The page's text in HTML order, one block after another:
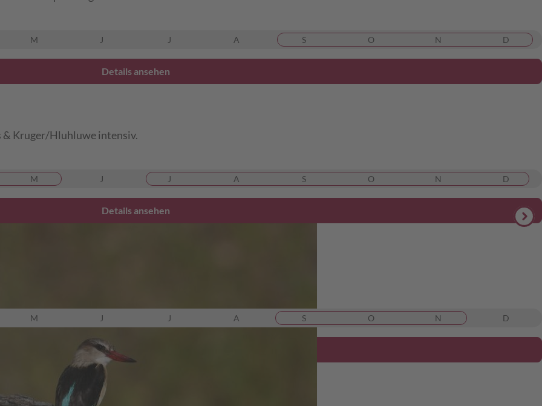
M J J A S O N D
Details ansehen
& Kruger/Hluhluwe intensiv.
M J J A S O N D
Details ansehen
Wasserfälle. Inkl. Pirschfahrten und Weinproben!
M J J A S O N D
Details ansehen